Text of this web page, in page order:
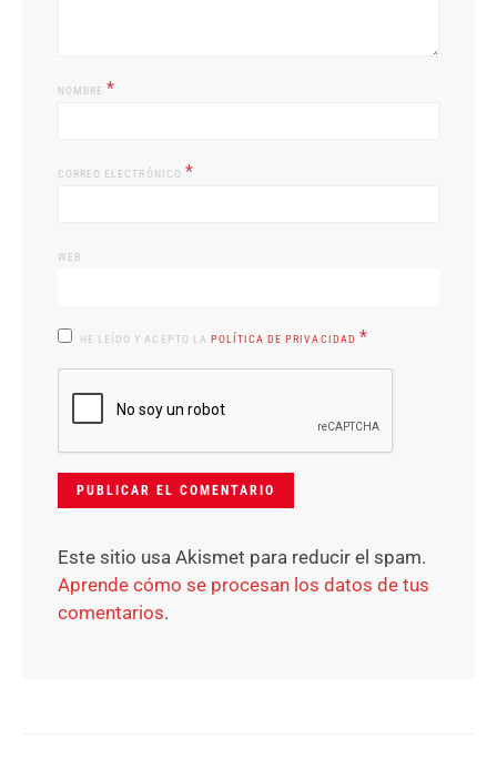
NOMBRE*
CORREO ELECTRÓNICO *
WEB
HE LEÍDO Y ACEPTO LA POLÍTICA DE PRIVACIDAD *
Este sitio usa Akismet para reducir el spam.
Aprende cómo se procesan los datos de tus
comentarios.